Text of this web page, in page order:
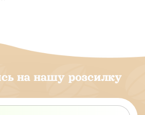
на нашу розсилку